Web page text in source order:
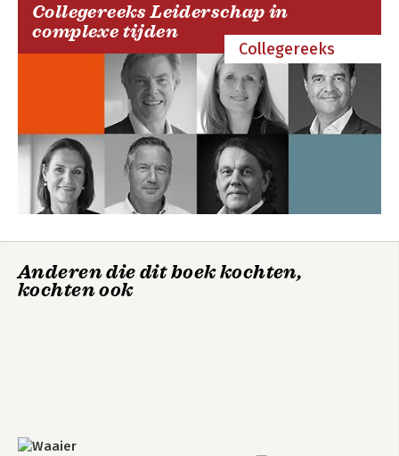
Collegereeks Leiderschap in
complexe tijden
Collegereeks
Anderen die dit boek kochten,
kochten ook